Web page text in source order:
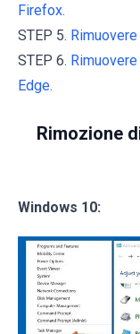
Firefox.
STEP 5.
STEP 6.
Edge.
Rimozione
Windows 10: